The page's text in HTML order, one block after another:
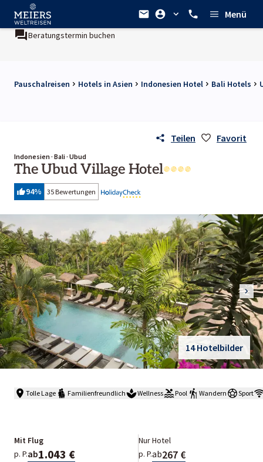
Menü
Beratungstermin buchen
Pauschalreisen Hotels in Asien Indonesien Hotel Bali Hotels
Teilen Favorit
Indonesien · Bali · Ubud
The Ubud Village Hotel
94% 35 Bewertungen
14 Hotelbilder
Tolle Lage Familienfreundlich Wellness Pool Wandern Sport
Mit Flug
p. P.ab1.043 €
Nur Hotel
p. P.ab267 €